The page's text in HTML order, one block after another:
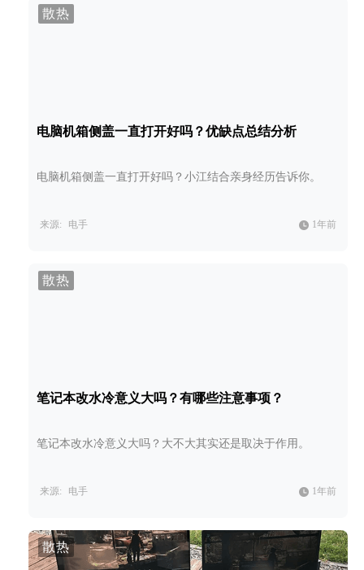
散热
电脑机箱侧盖一直打开好吗？优缺点总结分析
电脑机箱侧盖一直打开好吗？小江结合亲身经历告诉你。
来源: 电手 1年前
散热
笔记本改水冷意义大吗？有哪些注意事项？
笔记本改水冷意义大吗？大不大其实还是取决于作用。
来源: 电手 1年前
散热